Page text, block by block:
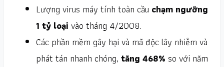
Lượng virus máy tính toàn cầu chạm ngưỡng
1 tỷ loại vào tháng 4/2008.
Các phần mềm gây hại và mã độc lây nhiễm và
phát tán nhanh chóng, tăng 468% so với năm